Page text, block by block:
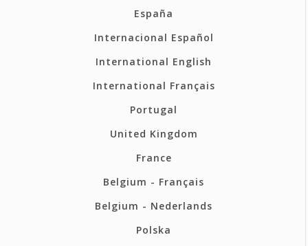
España
Internacional Español
International English
International Français
Portugal
United Kingdom
France
Belgium - Français
Belgium - Nederlands
Polska